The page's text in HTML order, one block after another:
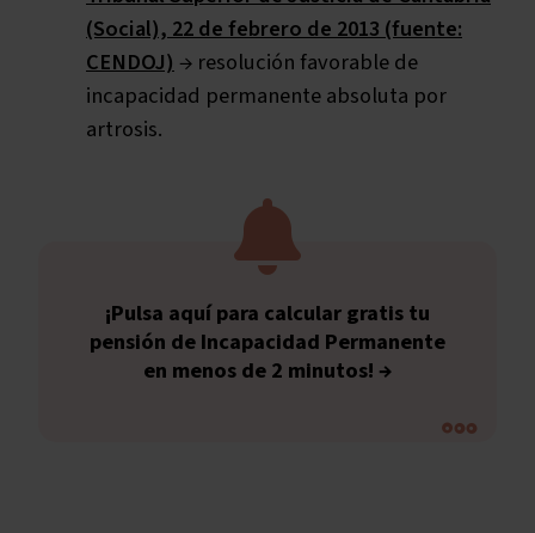
(Social), 22 de febrero de 2013 (fuente:
CENDOJ) → resolución favorable de
incapacidad permanente absoluta por
artrosis.
¡Pulsa aquí para calcular gratis tu
pensión de Incapacidad Permanente
en menos de 2 minutos! →